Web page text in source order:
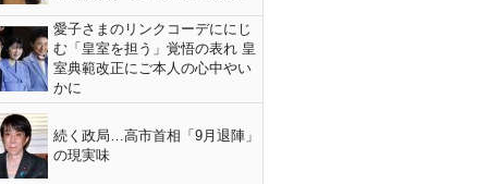
愛子さまのリンクコーデににじ
む「皇室を担う」覚悟の表れ 皇
室典範改正にご本人の心中やい
かに
続く政局…高市首相「9月退陣」
の現実味